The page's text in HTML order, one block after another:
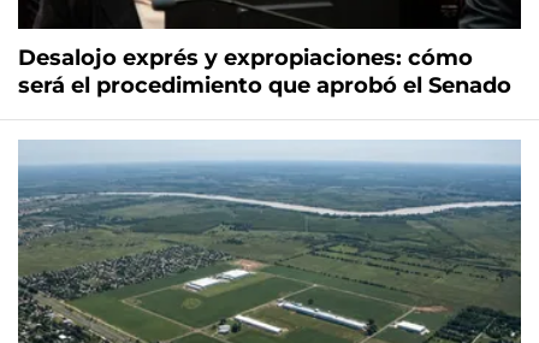
Desalojo exprés y expropiaciones: cómo
será el procedimiento que aprobó el Senado